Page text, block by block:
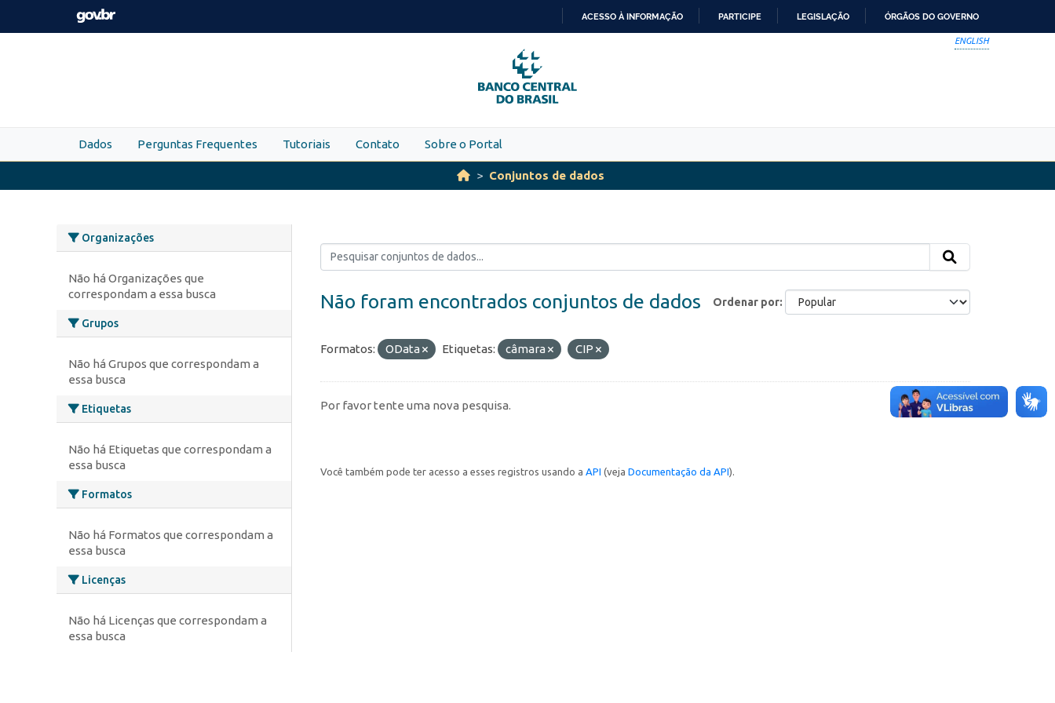
Skip to main content
PARA
O
CONTEÚDO
ACESSO À INFORMAÇÃO PARTICIPE LEGISLAÇÃO ÓRGÃOS DO GOVERNO
ENGLISH
Dados Perguntas Frequentes Tutoriais Contato Sobre o Portal
Conjuntos de dados
Organizações
Não há Organizações que
correspondam a essa busca
Grupos
Não há Grupos que correspondam a
essa busca
Etiquetas
Não há Etiquetas que correspondam a
essa busca
Formatos
Não há Formatos que correspondam a
essa busca
Licenças
Não há Licenças que correspondam a
essa busca
Ordenar por
Não foram encontrados conjuntos de dados
Formatos: OData Etiquetas: câmara CIP
Por favor tente uma nova pesquisa.
Você também pode ter acesso a esses registros usando a API (veja Documentação da API).